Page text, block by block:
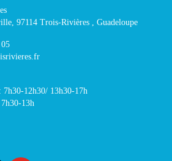
97114 Trois-Rivières , Guadeloupe
12h30/ 13h30-17h
13h